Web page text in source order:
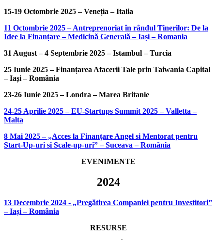
15-19 Octombrie 2025 – Veneția – Italia
11 Octombrie 2025 – Antreprenoriat în rândul Tinerilor: De la
Idee la Finanțare – Medicină Generală – Iași – Romania
31 August – 4 Septembrie 2025 – Istambul – Turcia
25 Iunie 2025 – Finanțarea Afacerii Tale prin Taiwania Capital
– Iași – România
23-26 Iunie 2025 – Londra – Marea Britanie
24-25 Aprilie 2025 – EU-Startups Summit 2025 – Valletta –
Malta
8 Mai 2025 – „Acces la Finanțare Angel si Mentorat pentru
Start-Up-uri si Scale-up-uri” – Suceava – România
EVENIMENTE
2024
13 Decembrie 2024 - „Pregătirea Companiei pentru Investitori”
– Iași – România
RESURSE